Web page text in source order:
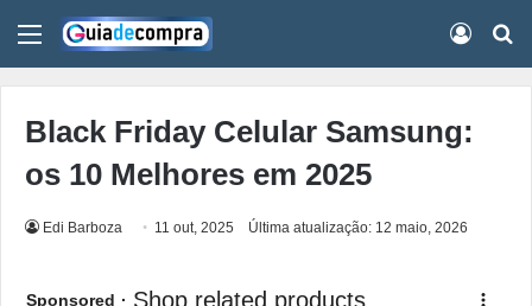
Menu
Black Friday Celular Samsung:
os 10 Melhores em 2025
Edi Barboza 11 out, 2025 Última atualização: 12 maio, 2026